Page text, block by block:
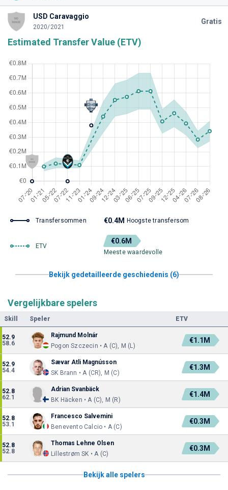
USD Caravaggio
2020/2021
Gratis
Estimated Transfer Value (ETV)
Transfersommen €0.4M Hoogste transfersom
ETV
€0.6M
Meeste waardevolle
Bekijk gedetailleerde geschiedenis (6)
Vergelijkbare spelers
Skill Speler ETV
52.9
58.6
Rajmund Molnár
Pogon Szczecin • A (C), M (L)
€1.1M
52.9
54.4
Sævar Atli Magnússon
SK Brann • A (CR), M (C)
€1.3M
52.8
62.1
Adrian Svanbäck
BK Häcken • A (C), M (R)
€1.4M
52.8
53.1
Francesco Salvemini
Benevento Calcio • A (C)
€0.3M
52.8
52.8
Thomas Lehne Olsen
Lillestrøm SK • A (C)
€0.3M
Bekijk alle spelers